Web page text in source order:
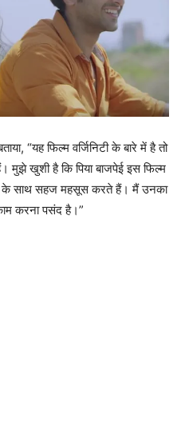
“यह फिल्म वर्जिनिटी के बारे में है तो
मुझे खुशी है कि पिया बाजपेई इस फिल्म
के साथ सहज महसूस करते हैं। मैं उनका
करना पसंद है।”